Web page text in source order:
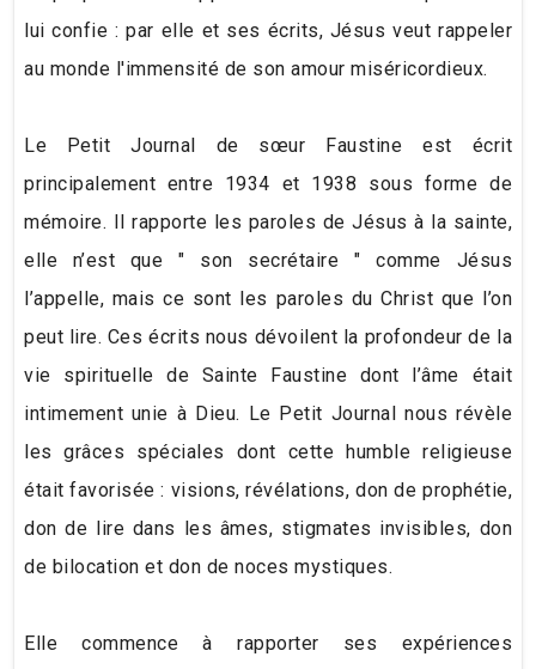
lui confie : par elle et ses écrits, Jésus veut rappeler
au monde l'immensité de son amour miséricordieux.
Le Petit Journal de sœur Faustine est écrit
principalement entre 1934 et 1938 sous forme de
mémoire. Il rapporte les paroles de Jésus à la sainte,
elle n’est que " son secrétaire " comme Jésus
l’appelle, mais ce sont les paroles du Christ que l’on
peut lire. Ces écrits nous dévoilent la profondeur de la
vie spirituelle de Sainte Faustine dont l’âme était
intimement unie à Dieu. Le Petit Journal nous révèle
les grâces spéciales dont cette humble religieuse
était favorisée : visions, révélations, don de prophétie,
don de lire dans les âmes, stigmates invisibles, don
de bilocation et don de noces mystiques.
Elle commence à rapporter ses expériences